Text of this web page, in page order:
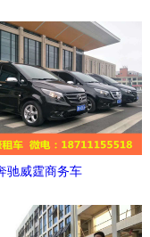
驰威霆商务车